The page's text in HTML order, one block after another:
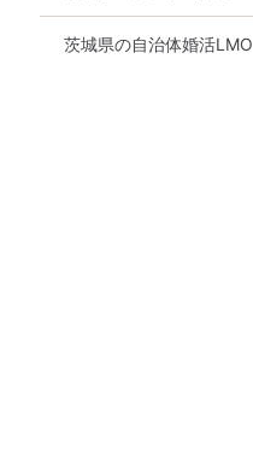
茨城県の自治体婚活LMO